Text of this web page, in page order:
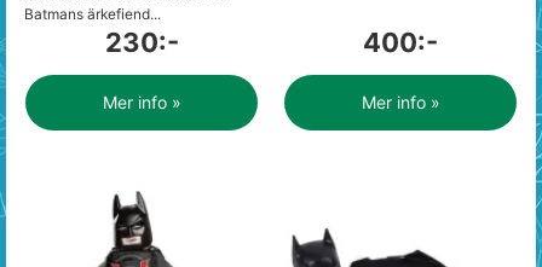
Batmans ärkefiend...
230:-
Mer info »
400:-
Mer info »